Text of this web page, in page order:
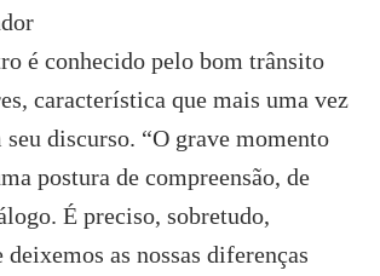
é conhecido pelo bom trânsito
característica que mais uma vez
discurso. “O grave momento
postura de compreensão, de
É preciso, sobretudo,
deixemos as nossas diferenças